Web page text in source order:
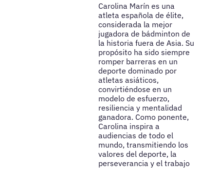
Carolina Marín es una
atleta española de élite,
considerada la mejor
jugadora de bádminton de
la historia fuera de Asia. Su
propósito ha sido siempre
romper barreras en un
deporte dominado por
atletas asiáticos,
convirtiéndose en un
modelo de esfuerzo,
resiliencia y mentalidad
ganadora. Como ponente,
Carolina inspira a
audiencias de todo el
mundo, transmitiendo los
valores del deporte, la
perseverancia y el trabajo